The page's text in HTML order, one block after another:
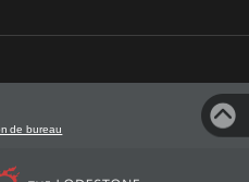
de bureau